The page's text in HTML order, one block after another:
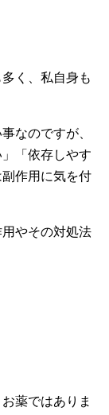
く、私自身も
なのですが、
「依存しやす
作用に気を付
やその対処法
薬ではありま